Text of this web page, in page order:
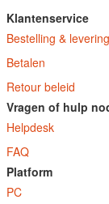
Klantenservice
Bestelling & levering
Betalen
Retour beleid
Vragen of hulp
Helpdesk
FAQ
Platform
PC